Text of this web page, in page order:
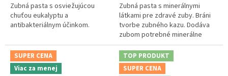
Zubná pasta s osviežujúcou
chuťou eukalyptu a
antibakteriálnym účinkom.
Zubná pasta s minerálnymi
látkami pre zdravé zuby. Bráni
tvorbe zubného kazu. Dodáva
zubom potrebné minerálne
látky.
SUPER CENA
Viac za menej
TOP PRODUKT
SUPER CENA